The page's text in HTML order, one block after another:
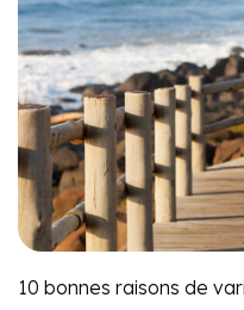
10 bonnes raisons de